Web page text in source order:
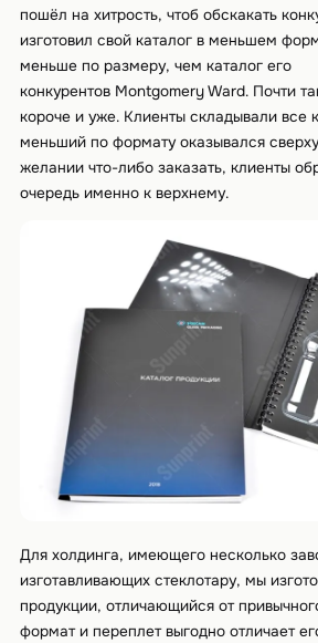
пошёл на хитрость, чтоб обскакать
изготовил свой каталог в меньшем
меньше по размеру, чем каталог его
конкурентов Montgomery Ward. Почти
короче и уже. Клиенты складывали все
меньший по формату оказывался
желании что-либо заказать, клиенты
очередь именно к верхнему.
Для холдинга, имеющего несколько
изготавливающих стеклотару, мы
продукции, отличающийся от
формат и переплет выгодно отличает